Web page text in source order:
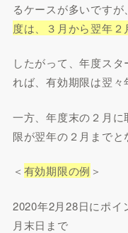
るケースが多いですが、
度は、３月から翌年２
したがって、年度ス
れば、有効期限は翌々
一方、年度末の２月
限が翌年の２月までと
＜ 有効期限の例 ＞
2020年2月28日にポ
月末日まで